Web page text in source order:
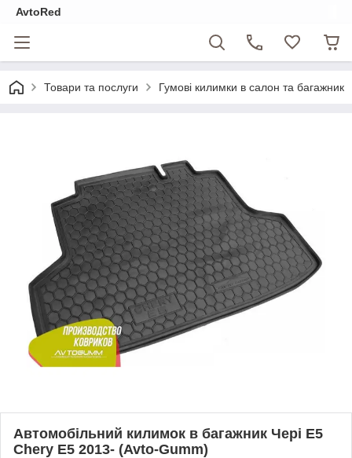
AvtoRed
Товари та послуги Гумові килимки в салон та багажник
Автомобільний килимок в багажник Чері Е5
Chery E5 2013- (Avto-Gumm)